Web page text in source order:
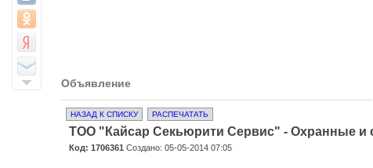
Объявление
НАЗАД К СПИСКУ РАСПЕЧАТАТЬ
ТОО "Кайсар Секьюрити Сервис" - Охранные и
Код: 1706361 Создано: 05-05-2014 07:05